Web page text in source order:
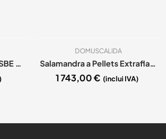
Regulador de Tiragem ESBE ATA200
DOMUSCALIDA
Salamandra a Pellets Extraflamme Ketty 7kW
1 743,00€ (inclui IVA)